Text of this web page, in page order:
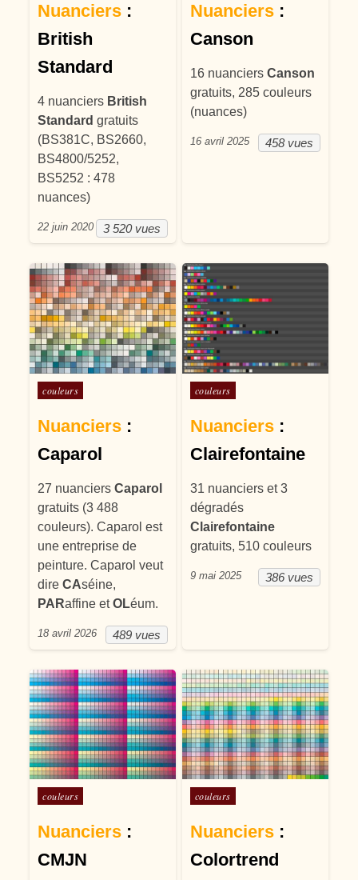
Nuanciers :
British
Standard
4 nuanciers British
Standard gratuits
(BS381C, BS2660,
BS4800/5252,
BS5252 : 478
nuances)
3 520 vues
22 juin 2020
Nuanciers:
Canson
16 nuanciers Canson
gratuits, 285 couleurs
(nuances)
458 vues
16 avril 2025
Posté dans
couleurs
Nuanciers :
Caparol
27 nuanciersCaparol
gratuits (3 488
couleurs). Caparol est
une entreprise de
peinture. Caparol veut
direCAséine,
PARaffine etOLéum.
489 vues
18 avril 2026
Posté dans
couleurs
Nuanciers:
Clairefontaine
31 nuanciers et 3
dégradés
Clairefontaine
gratuits, 510 couleurs
386 vues
9 mai 2025
Posté dans
couleurs
Nuanciers :
CMJN
Posté dans
couleurs
Nuanciers:
Colortrend